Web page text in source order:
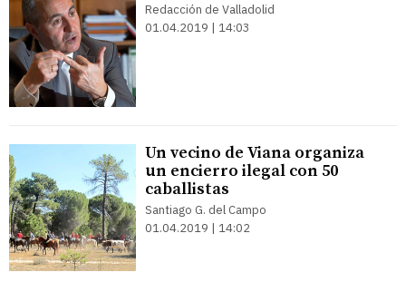
Redacción de Valladolid
01.04.2019 | 14:03
Un vecino de Viana organiza
un encierro ilegal con 50
caballistas
Santiago G. del Campo
01.04.2019 | 14:02